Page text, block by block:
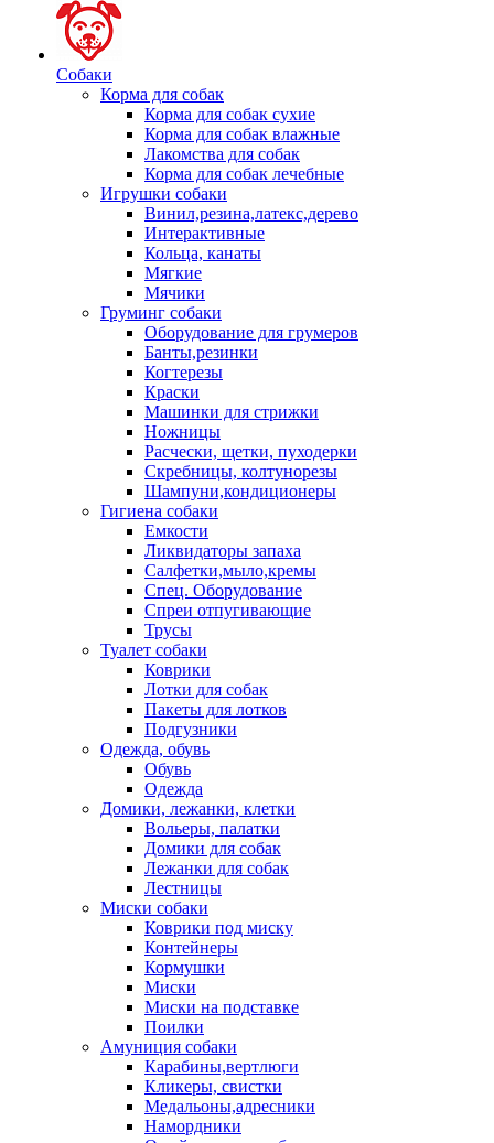
Собаки
Корма для собак
Корма для собак сухие
Корма для собак влажные
Лакомства для собак
Корма для собак лечебные
Игрушки собаки
Винил,резина,латекс,дерево
Интерактивные
Кольца, канаты
Мягкие
Мячики
Груминг собаки
Оборудование для грумеров
Банты,резинки
Когтерезы
Краски
Машинки для стрижки
Ножницы
Расчески, щетки, пуходерки
Скребницы, колтунорезы
Шампуни,кондиционеры
Гигиена собаки
Емкости
Ликвидаторы запаха
Салфетки,мыло,кремы
Спец. Оборудование
Спреи отпугивающие
Трусы
Туалет собаки
Коврики
Лотки для собак
Пакеты для лотков
Подгузники
Одежда, обувь
Обувь
Одежда
Домики, лежанки, клетки
Вольеры, палатки
Домики для собак
Лежанки для собак
Лестницы
Миски собаки
Коврики под миску
Контейнеры
Кормушки
Миски
Миски на подставке
Поилки
Амуниция собаки
Карабины,вертлюги
Кликеры, свистки
Медальоны,адресники
Намордники